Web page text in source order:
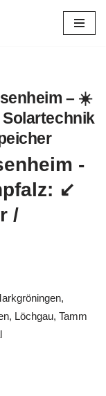
– ☀️
Solartechnik